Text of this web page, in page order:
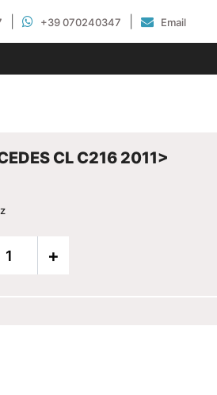
+39 070240347 Email
CL C216 2011>